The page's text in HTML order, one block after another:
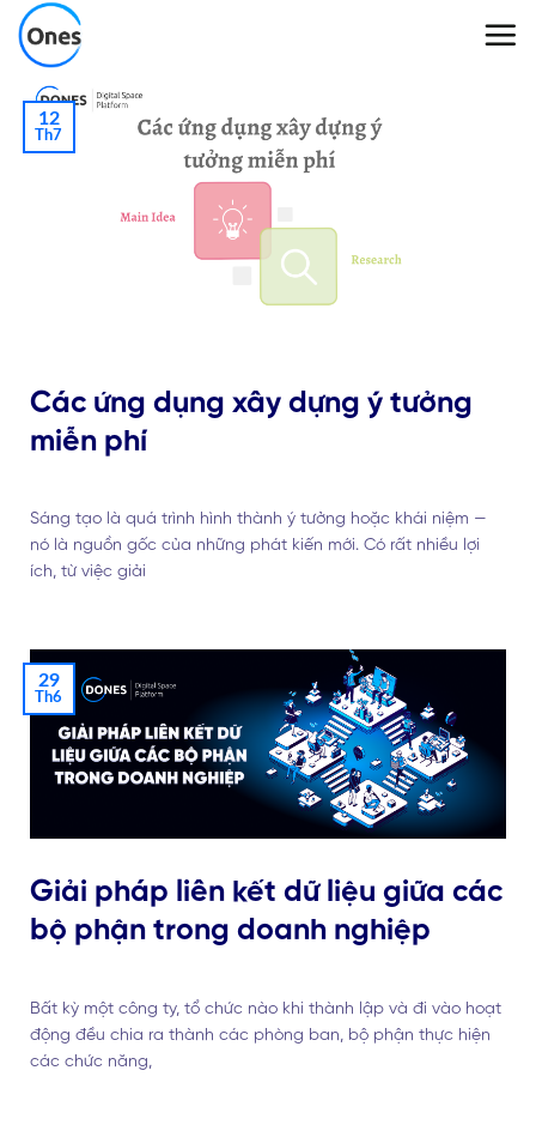
Skip
content
12
Th7
Các ứng dụng xây dựng ý tưởng
miễn phí
Sáng tạo là quá trình hình thành ý tưởng hoặc khái niệm —
nó là nguồn gốc của những phát kiến mới. Có rất nhiều lợi
ích, từ việc giải
29
Th6
Giải pháp liên kết dữ liệu giữa các
bộ phận trong doanh nghiệp
Bất kỳ một công ty, tổ chức nào khi thành lập và đi vào hoạt
động đều chia ra thành các phòng ban, bộ phận thực hiện
các chức năng,